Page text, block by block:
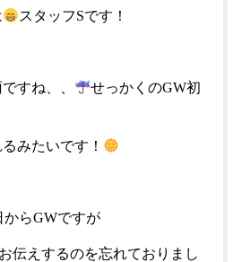
スタッフSです！
すね、、
せっかくのGW初
みたいです！
からGWですが
伝えするのを忘れておりまし